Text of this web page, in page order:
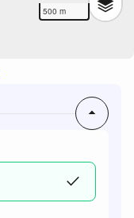
500 m